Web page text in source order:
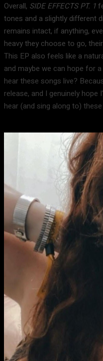
Overall, SIDE EFFECTS PT. 1
tones and a slightly different
remains intact, if anything,
heavy they choose to go,
This EP also feels like a
and maybe we can hope for
hear these songs live?
release, and I genuinely
hear (and sing along to)